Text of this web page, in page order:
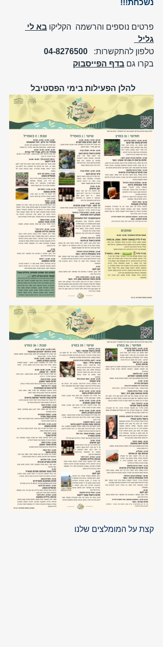
נשכחת!!!
פרטים נוספים והרשמה  הקליקו בא לי
גליל
טלפון להתקשרות: 04-8276500
בקרו גם בדף הפייסבוק
קצת על המומלצים שלנו